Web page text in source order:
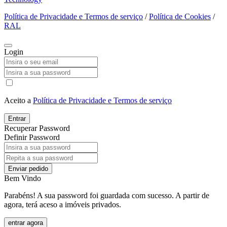
Política de Privacidade e Termos de serviço /Política de Cookies /
RAL
Login
Aceito a Política de Privacidade e Termos de serviço
Entrar
Recuperar Password
Definir Password
Enviar pedido
Bem Vindo
Parabéns! A sua password foi guardada com sucesso. A partir de
agora, terá aceso a imóveis privados.
entrar agora